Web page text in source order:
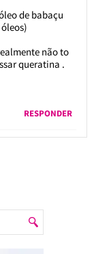
de babaçu
não to
queratina .
RESPONDER